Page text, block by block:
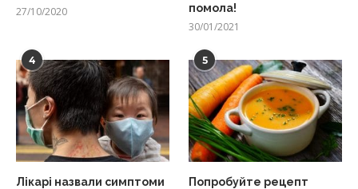
27/10/2020
помола!
30/01/2021
4
Лікарі назвали симптоми
5
Попробуйте рецепт